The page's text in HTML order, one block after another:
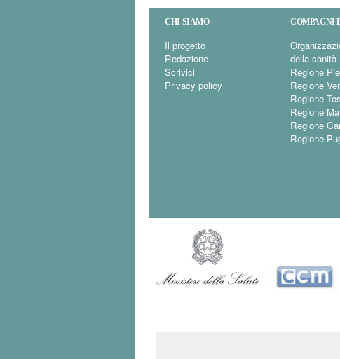
CHI SIAMO
Il progetto
Redazione
Scrivici
Privacy policy
COMPAGNI
della sanità
Regione
Regione
Regione
Regione
Regione
Regione